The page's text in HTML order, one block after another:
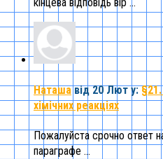
Наташа від 20 Люту:
хімічних реакціях
Пожалуйста срочно ответ
параграфе ...